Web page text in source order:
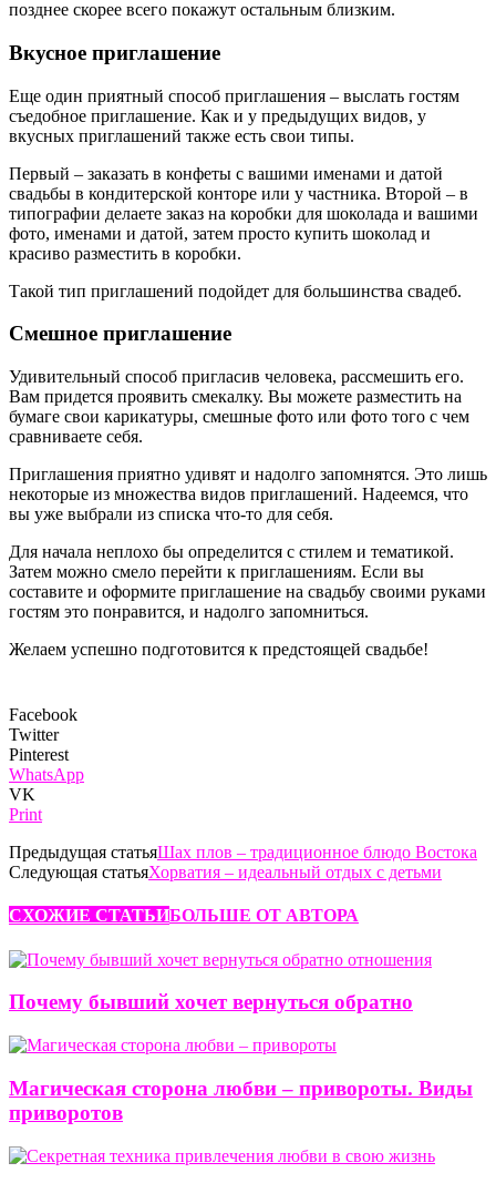
позднее скорее всего покажут остальным близким.
Вкусное приглашение
Еще один приятный способ приглашения – выслать гостям
съедобное приглашение. Как и у предыдущих видов, у
вкусных приглашений также есть свои типы.
Первый – заказать в конфеты с вашими именами и датой
свадьбы в кондитерской конторе или у частника. Второй – в
типографии делаете заказ на коробки для шоколада и вашими
фото, именами и датой, затем просто купить шоколад и
красиво разместить в коробки.
Такой тип приглашений подойдет для большинства свадеб.
Смешное приглашение
Удивительный способ пригласив человека, рассмешить его.
Вам придется проявить смекалку. Вы можете разместить на
бумаге свои карикатуры, смешные фото или фото того с чем
сравниваете себя.
Приглашения приятно удивят и надолго запомнятся. Это лишь
некоторые из множества видов приглашений. Надеемся, что
вы уже выбрали из списка что-то для себя.
Для начала неплохо бы определится с стилем и тематикой.
Затем можно смело перейти к приглашениям. Если вы
составите и оформите приглашение на свадьбу своими руками
гостям это понравится, и надолго запомниться.
Желаем успешно подготовится к предстоящей свадьбе!
Facebook
Twitter
Pinterest
WhatsApp
VK
Print
Предыдущая статьяШах плов – традиционное блюдо Востока
Следующая статьяХорватия – идеальный отдых с детьми
СХОЖИЕ СТАТЬИБОЛЬШЕ ОТ АВТОРА
Почему бывший хочет вернуться обратно
Магическая сторона любви – привороты. Виды
приворотов